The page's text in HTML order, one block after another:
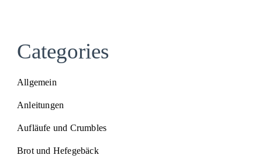
Categories
Allgemein
Anleitungen
Aufläufe und Crumbles
Brot und Hefegebäck